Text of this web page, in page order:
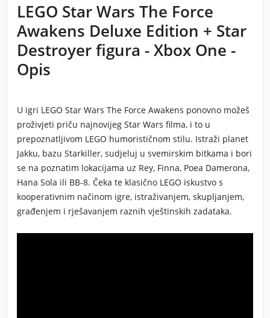
LEGO Star Wars The Force
Awakens Deluxe Edition + Star
Destroyer figura - Xbox One -
Opis
U igri LEGO Star Wars The Force Awakens ponovno možeš
proživjeti priču najnovijeg Star Wars filma, i to u
prepoznatljivom LEGO humorističnom stilu. Istraži planet
Jakku, bazu Starkiller, sudjeluj u svemirskim bitkama i bori
se na poznatim lokacijama uz Rey, Finna, Poea Damerona,
Hana Sola ili BB-8. Čeka te klasično LEGO iskustvo s
kooperativnim načinom igre, istraživanjem, skupljanjem,
građenjem i rješavanjem raznih vještinskih zadataka.